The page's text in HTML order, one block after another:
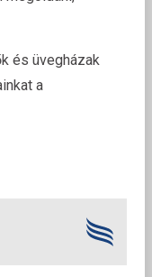
és üvegházak
a